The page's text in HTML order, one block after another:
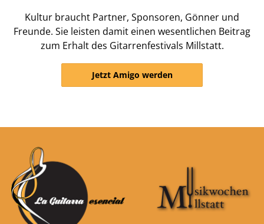
Kultur braucht Partner, Sponsoren, Gönner und
Freunde. Sie leisten damit einen wesentlichen Beitrag
zum Erhalt des Gitarrenfestivals Millstatt.
Jetzt Amigo werden